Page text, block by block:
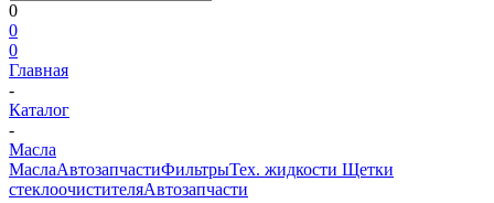
0
0
0
Главная
-
Каталог
-
Масла
МаслаАвтозапчастиФильтрыТех. жидкости Щетки
стеклоочистителяАвтозапчасти